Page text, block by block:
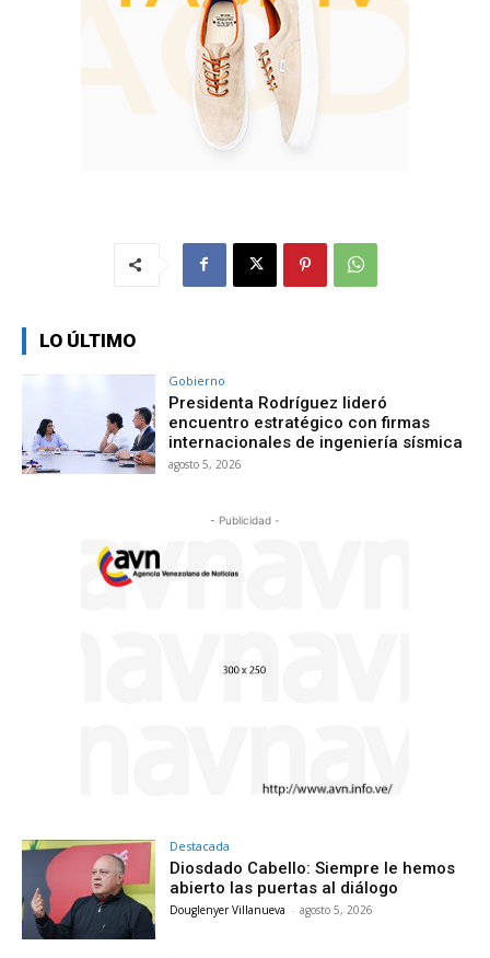
LO ÚLTIMO
Gobierno
Presidenta Rodríguez lideró
encuentro estratégico con firmas
internacionales de ingeniería sísmica
agosto 5, 2026
- Publicidad -
Destacada
Diosdado Cabello: Siempre le hemos
abierto las puertas al diálogo
Douglenyer Villanueva - agosto 5, 2026